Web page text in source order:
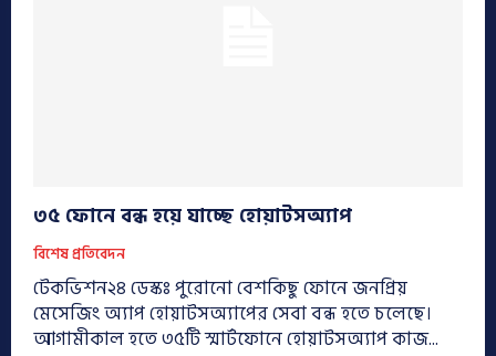
৩৫ ফোনে বন্ধ হয়ে যাচ্ছে হোয়াটসঅ্যাপ
বিশেষ প্রতিবেদন
টেকভিশন২৪ ডেস্কঃ পুরোনো বেশকিছু ফোনে জনপ্রিয়
মেসেজিং অ্যাপ হোয়াটসঅ্যাপের সেবা বন্ধ হতে চলেছে।
আগামীকাল হতে ৩৫টি স্মার্টফোনে হোয়াটসঅ্যাপ কাজ...